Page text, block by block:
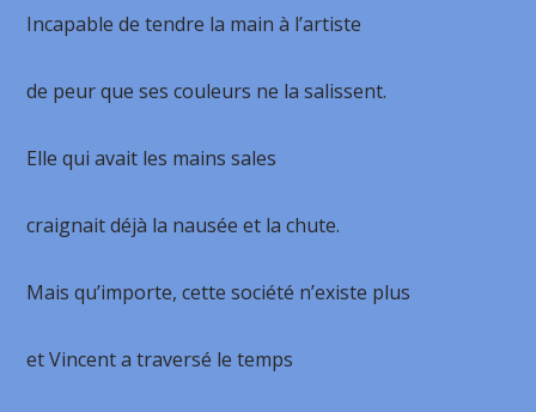
Incapable de tendre la main à l’artiste
de peur que ses couleurs ne la salissent.
Elle qui avait les mains sales
craignait déjà la nausée et la chute.
Mais qu’importe, cette société n’existe plus
et Vincent a traversé le temps